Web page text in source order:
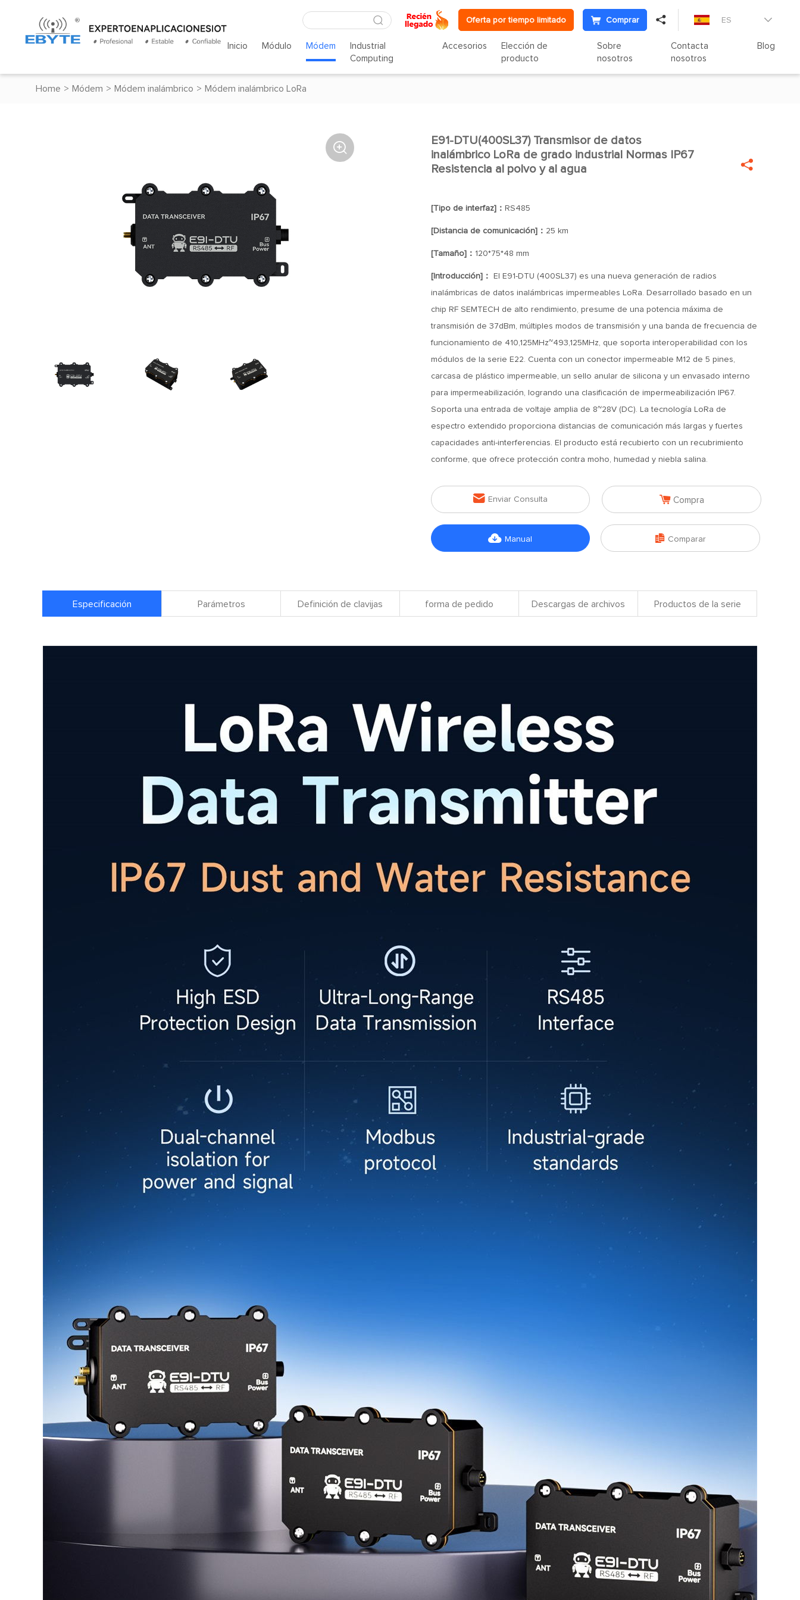
Oferta por tiempo limitado Comprar  ES 
Inicio Módulo Módem
Industrial
Computing
Accesorios
Elección de
producto
Sobre
nosotros
Contacta
nosotros
Blog
Home > Módem > Módem inalámbrico > Módem inalámbrico LoRa
 
E91-DTU(400SL37) Transmisor de datos
inalámbrico LoRa de grado industrial Normas IP67
Resistencia al polvo y al agua

[Tipo de interfaz]： RS485
[Distancia de comunicación]： 25 km
[Tamaño]： 120*75*48 mm
[Introducción]：
El E91-DTU (400SL37) es una nueva generación de radios
inalámbricas de datos inalámbricas impermeables LoRa. Desarrollado basado en un
chip RF SEMTECH de alto rendimiento, presume de una potencia máxima de
transmisión de 37dBm, múltiples modos de transmisión y una banda de frecuencia de
funcionamiento de 410,125MHz~493,125MHz, que soporta interoperabilidad con los
módulos de la serie E22. Cuenta con un conector impermeable M12 de 5 pines,
carcasa de plástico impermeable, un sello anular de silicona y un envasado interno
para impermeabilización, logrando una clasificación de impermeabilización IP67.
Soporta una entrada de voltaje amplia de 8~28V (DC). La tecnología LoRa de
espectro extendido proporciona distancias de comunicación más largas y fuertes
capacidades anti-interferencias. El producto está recubierto con un recubrimiento
conforme, que ofrece protección contra moho, humedad y niebla salina.
 Enviar Consulta  Compra
 Manual  Comparar
Especificación Parámetros Definición de clavijas forma de pedido Descargas de archivos Productos de la serie